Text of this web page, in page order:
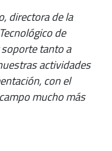
directora de la
de
tanto a
actividades
con el
mucho más